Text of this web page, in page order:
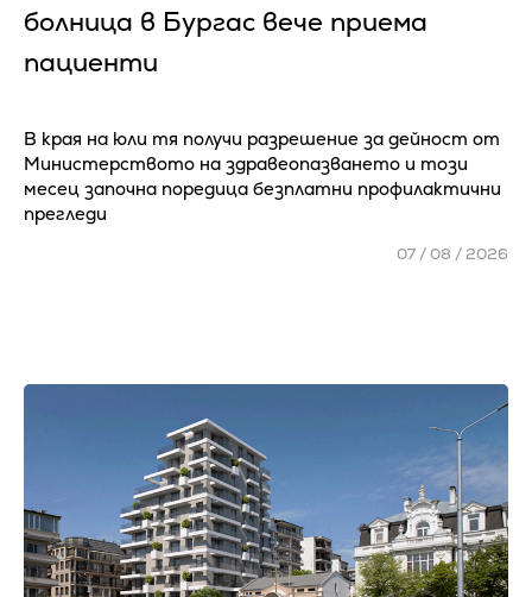
болница в Бургас вече приема
пациенти
В края на юли тя получи разрешение за дейност от
Министерството на здравеопазването и този
месец започна поредица безплатни профилактични
прегледи
07 / 08 / 2026